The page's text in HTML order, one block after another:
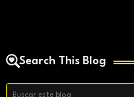
Search This Blog